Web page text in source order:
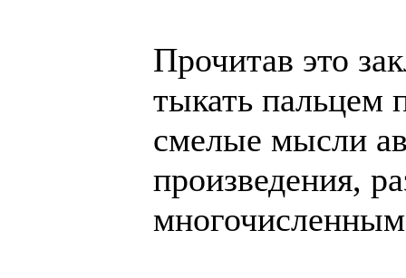
Прочитав это
тыкать пальцем
смелые мысли
произведения,